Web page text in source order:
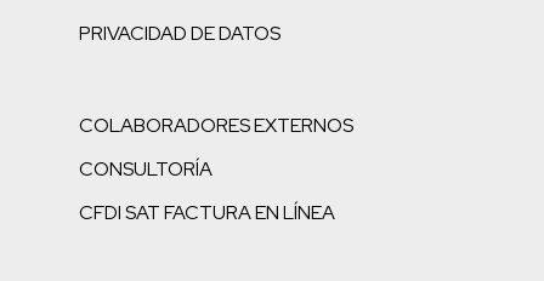
PRIVACIDAD DE DATOS
COLABORADORES EXTERNOS
CONSULTORÍA
CFDI SAT FACTURA EN LÍNEA